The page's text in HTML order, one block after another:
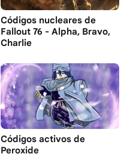
Códigos nucleares de
Fallout 76 - Alpha, Bravo,
Charlie
Códigos activos de
Peroxide